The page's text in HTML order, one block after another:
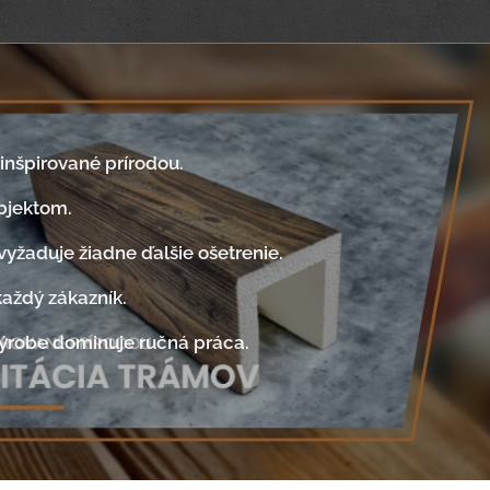
prírodou.
žiadne ďalšie ošetrenie.
zákazník.
dominuje ručná práca.